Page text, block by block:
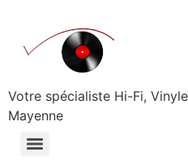
contenu
Votre spécialiste Hi-Fi,
Mayenne